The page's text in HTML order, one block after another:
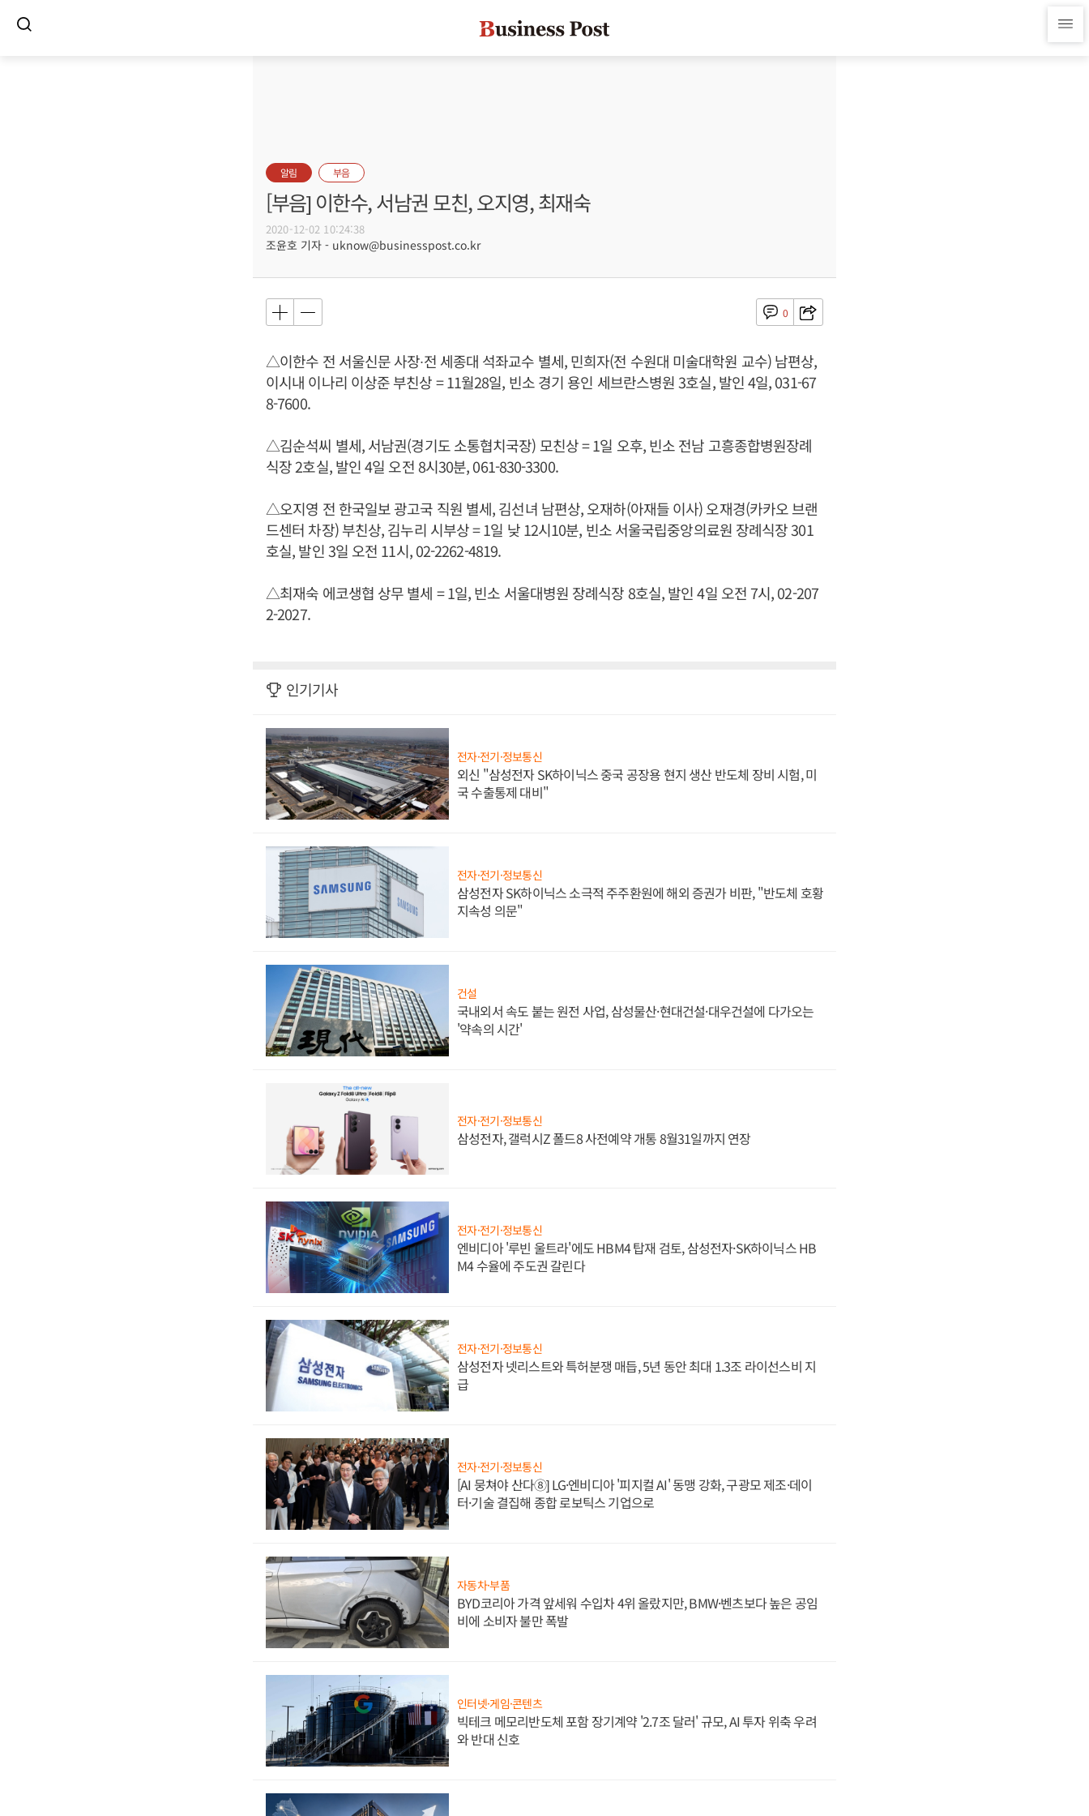
알림 부음
[부음] 이한수, 서남권 모친, 오지영, 최재숙
2020-12-02 10:24:38
조윤호 기자 - uknow@businesspost.co.kr
0
△이한수 전 서울신문 사장∙전 세종대 석좌교수 별세, 민희자(전 수원대 미술대학원 교수) 남편상,
이시내 이나리 이상준 부친상 = 11월28일, 빈소 경기 용인 세브란스병원 3호실, 발인 4일, 031-67
8-7600.
△김순석씨 별세, 서남권(경기도 소통협치국장) 모친상 = 1일 오후, 빈소 전남 고흥종합병원장례
식장 2호실, 발인 4일 오전 8시30분, 061-830-3300.
△오지영 전 한국일보 광고국 직원 별세, 김선녀 남편상, 오재하(아재들 이사) 오재경(카카오 브랜
드센터 차장) 부친상, 김누리 시부상 = 1일 낮 12시10분, 빈소 서울국립중앙의료원 장례식장 301
호실, 발인 3일 오전 11시, 02-2262-4819.
△최재숙 에코생협 상무 별세 = 1일, 빈소 서울대병원 장례식장 8호실, 발인 4일 오전 7시, 02-207
2-2027.
인기기사
전자·전기·정보통신
외신 "삼성전자 SK하이닉스 중국 공장용 현지 생산 반도체 장비 시험, 미
국 수출통제 대비"
전자·전기·정보통신
삼성전자 SK하이닉스 소극적 주주환원에 해외 증권가 비판, "반도체 호황
지속성 의문"
건설
국내외서 속도 붙는 원전 사업, 삼성물산·현대건설·대우건설에 다가오는
'약속의 시간'
전자·전기·정보통신
삼성전자, 갤럭시Z 폴드8 사전예약 개통 8월31일까지 연장
전자·전기·정보통신
엔비디아 '루빈 울트라'에도 HBM4 탑재 검토, 삼성전자·SK하이닉스 HB
M4 수율에 주도권 갈린다
전자·전기·정보통신
삼성전자 넷리스트와 특허분쟁 매듭, 5년 동안 최대 1.3조 라이선스비 지
급
전자·전기·정보통신
[AI 뭉쳐야 산다⑧] LG·엔비디아 '피지컬 AI' 동맹 강화, 구광모 제조·데이
터·기술 결집해 종합 로보틱스 기업으로
자동차·부품
BYD코리아 가격 앞세워 수입차 4위 올랐지만, BMW·벤츠보다 높은 공임
비에 소비자 불만 폭발
인터넷·게임·콘텐츠
빅테크 메모리반도체 포함 장기계약 '2.7조 달러' 규모, AI 투자 위축 우려
와 반대 신호